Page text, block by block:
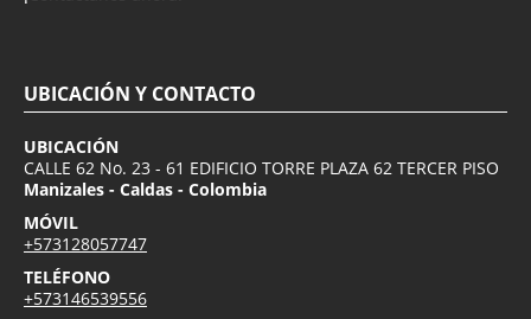
UBICACIÓN Y CONTACTO
UBICACIÓN
CALLE 62 No. 23 - 61 EDIFICIO TORRE PLAZA 62 TERCER PISO
Manizales - Caldas - Colombia
MÓVIL
+573128057747
TELÉFONO
+573146539556